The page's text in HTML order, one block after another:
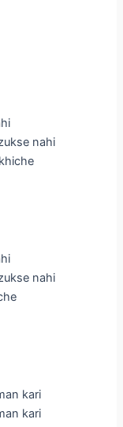
nahi
nahi
kari
kari